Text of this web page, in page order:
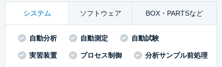
システム ソフトウェア BOX・PARTSなど
自動分析 自動測定 自動試験
実習装置 プロセス制御 分析サンプル前処理